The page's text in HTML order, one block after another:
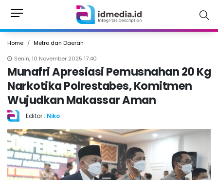
Home
Metro dan Daerah
Senin, 10 November 2025 17:40
Munafri Apresiasi Pemusnahan 20 Kg
Narkotika Polrestabes, Komitmen
Wujudkan Makassar Aman
Editor : Niko